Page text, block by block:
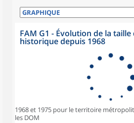
FAM G1 - Évolution de la taille
historique depuis 1968
1968 et 1975 pour le territoire
les DOM